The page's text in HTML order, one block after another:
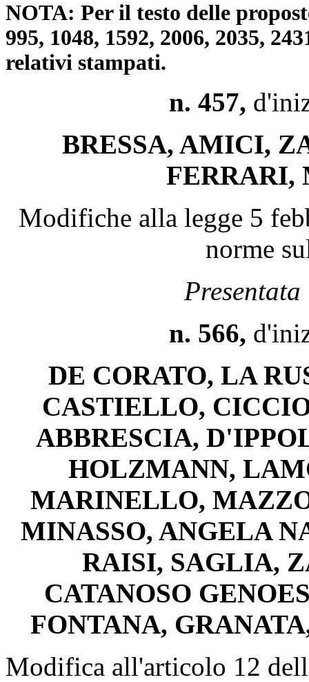
NOTA: Per il testo delle
995, 1048, 1592, 2006, 2035,
relativi stampati.
n. 457,
BRESSA, AMICI,
FERRARI,
Modifiche alla legge 5
norme
n. 566,
DE CORATO, LA
CASTIELLO,
ABBRESCIA,
HOLZMANN,
MARINELLO,
MINASSO, ANGELA
RAISI, SAGLIA,
CATANOSO
FONTANA,
Modifica all'articolo 12